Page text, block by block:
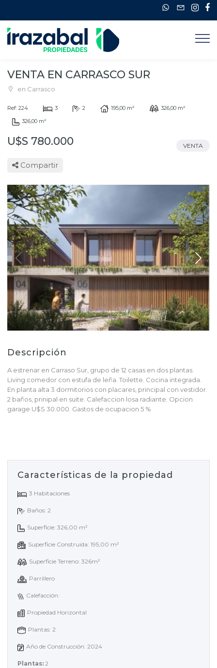
VENTA EN CARRASCO SUR
en Carrasco
Ref: 224 3 2 195,00 m²
326,00 m²
326,00 m²
U$S 780.000 VENTA
Compartir
Descripción
A estrenar en Carraso Sur, grupo de 12 casas en dos plantas.
Living comedor con estufa de leña. Toilette. Cocina integrada.
En planta alta 3 dormitorios con placares, principal con vestidor.
2 baños, prinipal en suite. Calefaccion losa radiante. Opcion
garage U$S 30.000. Gastos de ocupacion 5 %
Características de la propiedad
3 Habitaciones
Baños: 2
Superficie: 326,00 m²
Superficie Construida: 195,00 m²
Superficie Terreno: 326m²
Parrillero
Calefacción:
Propiedad Horizontal
Plantas: 2
Año de Construcción: 2024
Plantas: 2